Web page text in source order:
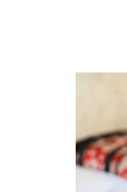
fond.